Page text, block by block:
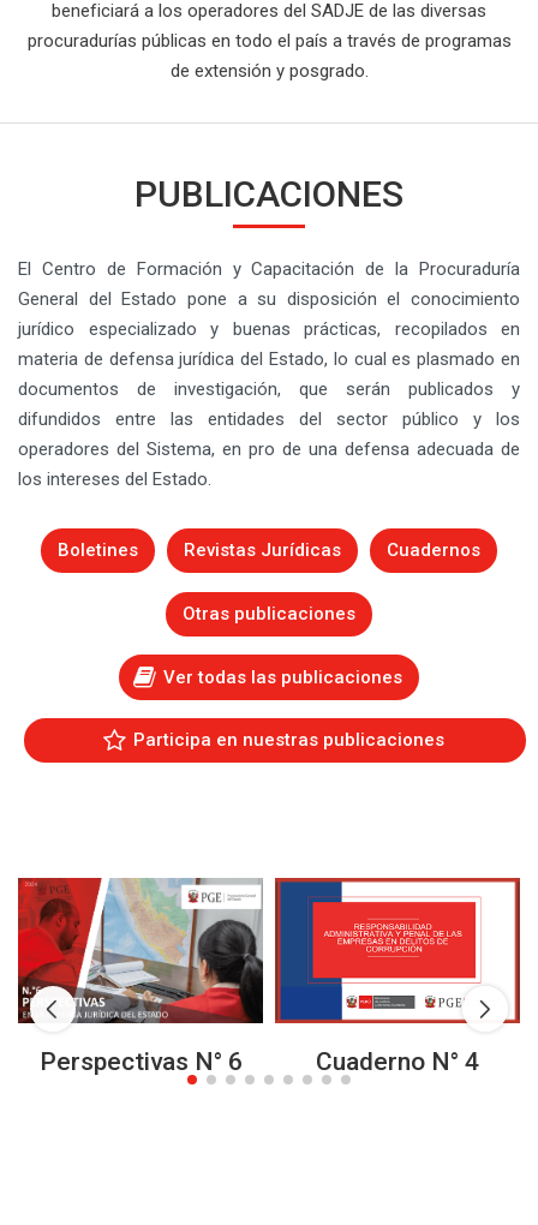
beneficiará a los operadores del SADJE de las diversas
procuradurías públicas en todo el país a través de programas
de extensión y posgrado.
PUBLICACIONES
El Centro de Formación y Capacitación de la Procuraduría
General del Estado pone a su disposición el conocimiento
jurídico especializado y buenas prácticas, recopilados en
materia de defensa jurídica del Estado, lo cual es plasmado en
documentos de investigación, que serán publicados y
difundidos entre las entidades del sector público y los
operadores del Sistema, en pro de una defensa adecuada de
los intereses del Estado.
Boletines Revistas Jurídicas Cuadernos
Otras publicaciones
Ver todas las publicaciones
Participa en nuestras publicaciones
Perspectivas N° 6 Cuaderno N° 4